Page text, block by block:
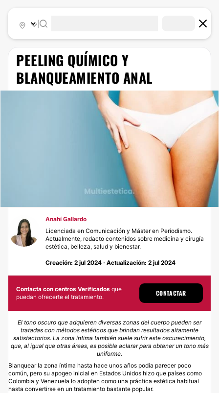
PEELING QUÍMICO Y
BLANQUEAMIENTO ANAL
Anahí Gallardo
Licenciada en Comunicación y Máster en Periodismo.
Actualmente, redacto contenidos sobre medicina y cirugía
estética, belleza, salud y bienestar.
Creación: 2 jul 2024 · Actualización: 2 jul 2024
Contacta con centros Verificados que
puedan ofrecerte el tratamiento.
CONTACTAR
El tono oscuro que adquieren diversas zonas del cuerpo pueden ser
tratadas con métodos estéticos que brindan resultados altamente
satisfactorios. La zona íntima también suele sufrir este oscurecimiento,
que, al igual que otras áreas, es posible aclarar para obtener un tono más
uniforme.
Blanquear la zona íntima hasta hace unos años podía parecer poco
común, pero su apogeo inicial en Estados Unidos hizo que países como
Colombia y Venezuela lo adopten como una práctica estética habitual
hasta convertirse en un tratamiento bastante popular.